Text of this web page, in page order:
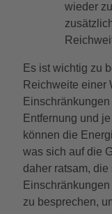
wieder
Es ist wichtig zu
Reichweite einer
Entfernung und
können die
was sich auf die
daher ratsam,
zu besprechen,